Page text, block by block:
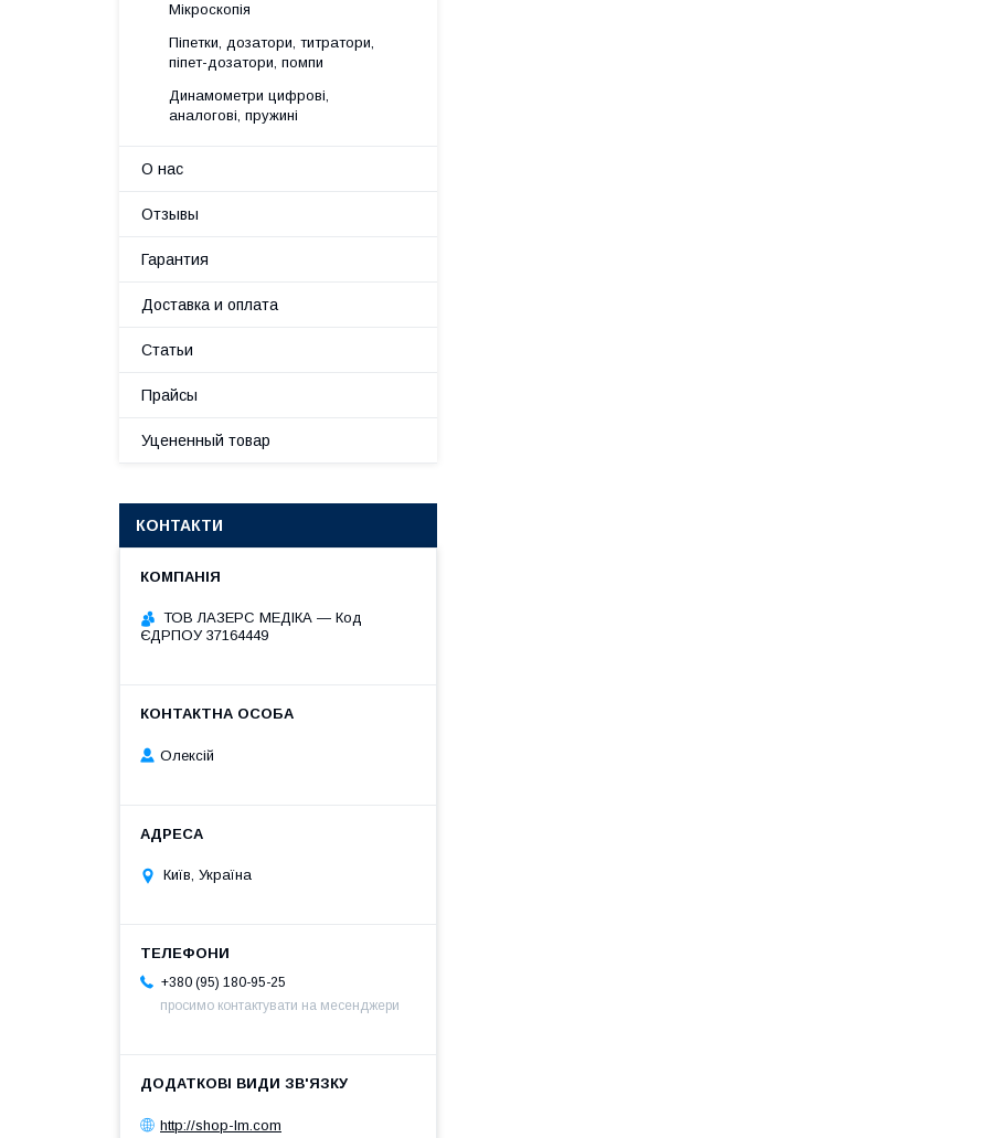
Мікроскопія
Піпетки, дозатори, титратори,
піпет-дозатори, помпи
Динамометри цифрові,
аналогові, пружині
О нас
Отзывы
Гарантия
Доставка и оплата
Статьи
Прайсы
Уцененный товар
КОНТАКТИ
ТОВ ЛАЗЕРС МЕДІКА — Код
ЄДРПОУ 37164449
Олексій
Київ, Україна
+380 (95) 180-95-25
просимо контактувати на месенджери
http://shop-lm.com